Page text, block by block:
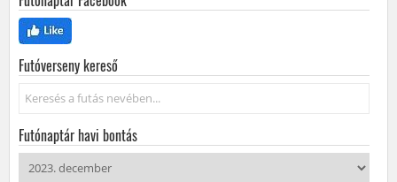
Futóverseny kereső
Keresés...
Futónaptár havi bontás